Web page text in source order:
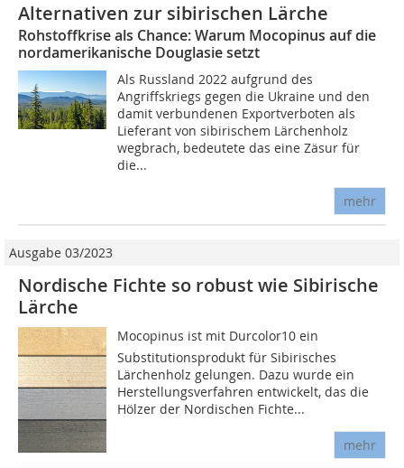
Alternativen zur sibirischen Lärche
Rohstoffkrise als Chance: Warum Mocopinus auf die
nordamerikanische Douglasie setzt
Als Russland 2022 aufgrund des
Angriffskriegs gegen die Ukraine und den
damit verbundenen Exportverboten als
Lieferant von sibirischem Lärchenholz
wegbrach, bedeutete das eine Zäsur für
die...
mehr
Ausgabe 03/2023
Nordische Fichte so robust wie Sibirische
Lärche
Mocopinus ist mit Durcolor10 ein
Substitutionsprodukt für Sibirisches
Lärchenholz gelungen. Dazu wurde ein
Herstellungsverfahren entwickelt, das die
Hölzer der Nordischen Fichte...
mehr